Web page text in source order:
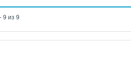
9 из 9